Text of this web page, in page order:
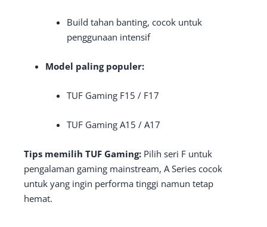
Build tahan banting, cocok untuk
penggunaan intensif
Model paling populer:
TUF Gaming F15 / F17
TUF Gaming A15 / A17
Tips memilih TUF Gaming: Pilih seri F untuk
pengalaman gaming mainstream, A Series cocok
untuk yang ingin performa tinggi namun tetap
hemat.